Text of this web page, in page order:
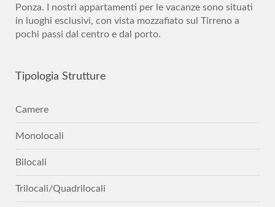
Ponza. I nostri appartamenti per le vacanze sono situati
in luoghi esclusivi, con vista mozzafiato sul Tirreno a
pochi passi dal centro e dal porto.
Tipologia Strutture
Camere
Monolocali
Bilocali
Trilocali/Quadrilocali